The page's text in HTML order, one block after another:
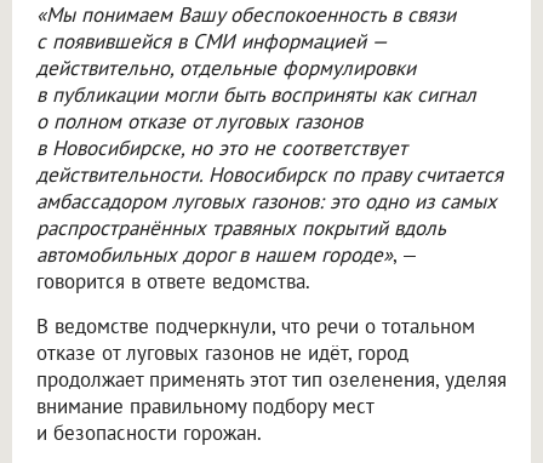
«Мы понимаем Вашу обеспокоенность в связи
с появившейся в СМИ информацией —
действительно, отдельные формулировки
в публикации могли быть восприняты как сигнал
о полном отказе от луговых газонов
в Новосибирске, но это не соответствует
действительности. Новосибирск по праву считается
амбассадором луговых газонов: это одно из самых
распространённых травяных покрытий вдоль
автомобильных дорог в нашем городе», —
говорится в ответе ведомства.
В ведомстве подчеркнули, что речи о тотальном
отказе от луговых газонов не идёт, город
продолжает применять этот тип озеленения, уделяя
внимание правильному подбору мест
и безопасности горожан.